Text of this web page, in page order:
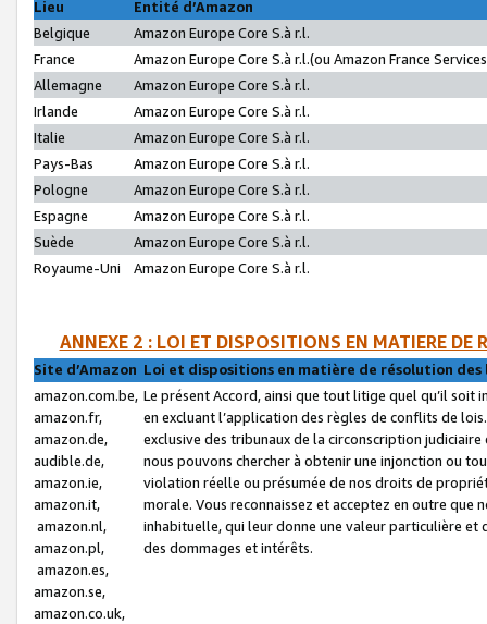
Lieu
Entité d’Amazon
Belgique
Amazon Europe Core S.à r.l.
France
Amazon Europe Core S.à r.l.(ou Amazon France
Allemagne
Amazon Europe Core S.à r.l.
Irlande
Amazon Europe Core S.à r.l.
Italie
Amazon Europe Core S.à r.l.
Pays-Bas
Amazon Europe Core S.à r.l.
Pologne
Amazon Europe Core S.à r.l.
Espagne
Amazon Europe Core S.à r.l.
Suède
Amazon Europe Core S.à r.l.
Royaume-Uni
Amazon Europe Core S.à r.l.
ANNEXE 2 : LOI ET DISPOSITIONS EN MATIERE DE
Site d’Amazon Loi et dispositions en matière de résolution
amazon.com.be,
amazon.fr,
amazon.de,
audible.de,
amazon.ie,
amazon.it,
amazon.nl,
amazon.pl,
amazon.es,
amazon.se,
amazon.co.uk,
Le présent Accord, ainsi que tout litige quel qu’il soit
en excluant l’application des règles de conflits de
exclusive des tribunaux de la circonscription
nous pouvons chercher à obtenir une injonction ou
violation réelle ou présumée de nos droits de
morale. Vous reconnaissez et acceptez en outre que
inhabituelle, qui leur donne une valeur particulière
des dommages et intérêts.